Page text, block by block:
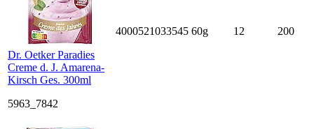
Dr. Oetker Paradies
Creme d. J. Amarena-
Kirsch Ges. 300ml
5963_7842
4000521033545 60g 12 200